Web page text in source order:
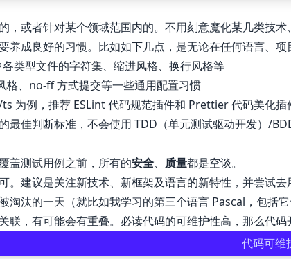
，或者针对某个领域范围内的。不用刻意魔化某几类技术
养成良好的习惯。比如如下几点，是无论在任何语言、项
各类型文件的字符集、缩进风格、换行风格等
格、no-ff 方式提交等一些通用配置习惯
为例，推荐 ESLint 代码规范插件和 Prettier 代码美化
最佳判断标准，不会使用 TDD（单元测试驱动开发）/
盖测试用例之前，所有的安全、 质量都是空谈。
。建议是关注新技术、新框架及语言的新特性，并尝试
淘汰的一天（就比如我学习的第三个语言 Pascal，包括它
联，有可能会有重叠。必读代码的可维护性高，那么代码
代码可维